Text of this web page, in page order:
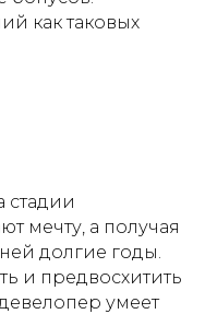
как таковых
стадии
мечту, а получая
долгие годы.
и предвосхитить
умеет